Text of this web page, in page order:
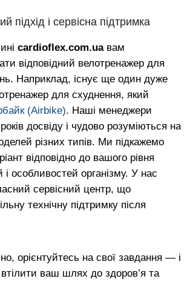
підхід і сервісна підтримка
cardioflex.com.uaвам
відповідний велотренажер для
Наприклад, існує ще один дуже
для схуднення, який
(Airbike). Наші менеджери
досвіду і чудово розуміються на
різних типів. Ми підкажемо
відповідно до вашого рівня
і особливостей організму. У нас
сервісний центр, що
технічну підтримку після
орієнтуйтесь на свої завдання — і
ваш шлях до здоров’я та